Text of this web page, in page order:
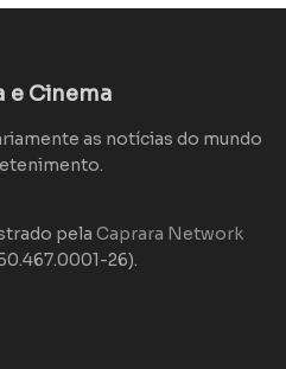
e Cinema
as notícias do mundo
pela Caprara Network
26).